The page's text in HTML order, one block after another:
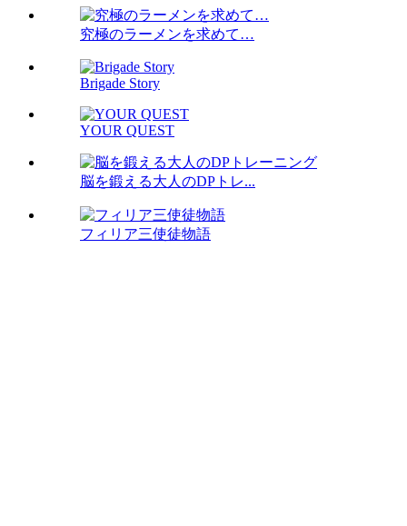
究極のラーメンを求めて…
Brigade Story
YOUR QUEST
脳を鍛える大人のDPトレ...
フィリア三使徒物語